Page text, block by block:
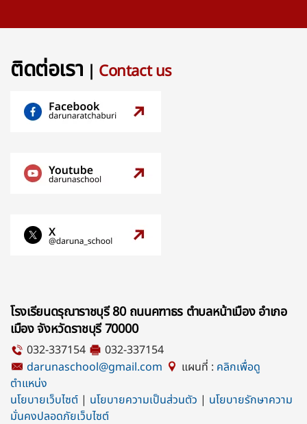
ติดต่อเรา | Contact us
โรงเรียนดรุณาราชบุรี 80 ถนนคฑาธร ตำบลหน้าเมือง อำเภอ
เมือง จังหวัดราชบุรี 70000
032-337154
032-337154
darunaschool@gmail.com
แผนที่ : คลิกเพื่อดู
ตำแหน่ง
นโยบายเว็บไซต์ | นโยบายความเป็นส่วนตัว | นโยบายรักษาความ
มั่นคงปลอดภัยเว็บไซต์